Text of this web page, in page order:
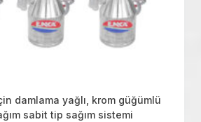
damlama yağlı, krom güğümlü
sabit tip sağım sistemi